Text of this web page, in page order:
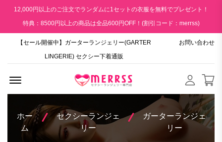
12,000円以上のご注文でランダムに1セットの衣服を無料でプレゼント！
特典：8500円以上の商品は全品600円OFF！(割引コード：merrss)
【セール開催中】ガーターランジェリー(GARTER
LINGERIE) セクシー下着通販
お問い合わせ
ホー
ム
セクシーランジェ
リー
ガーターランジェ
リー